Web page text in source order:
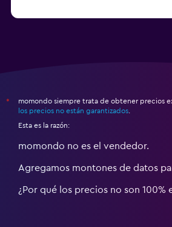
*
momondo siempre trata de obtener precios
los precios no están garantizados
Esta es la razón:
momondo no es el vendedor.
Agregamos montones de datos
¿Por qué los precios no son 100%